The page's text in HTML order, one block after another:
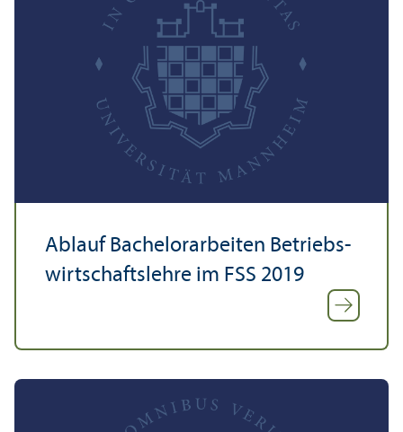
Ablauf Bachelor­arbeiten Betriebs­
wirtschafts­lehre im FSS 2019